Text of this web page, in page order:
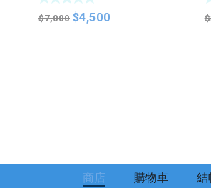
$7,000 Original
$4,500 $
商店 購物車 結